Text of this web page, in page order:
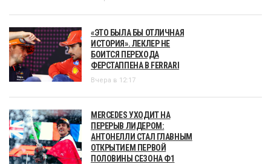
«ЭТО БЫЛА БЫ ОТЛИЧНАЯ
ИСТОРИЯ». ЛЕКЛЕР НЕ
БОИТСЯ ПЕРЕХОДА
ФЕРСТАППЕНА В FERRARI
Вчера в 12:17
MERCEDES УХОДИТ НА
ПЕРЕРЫВ ЛИДЕРОМ:
АНТОНЕЛЛИ СТАЛ ГЛАВНЫМ
ОТКРЫТИЕМ ПЕРВОЙ
ПОЛОВИНЫ СЕЗОНА Ф1